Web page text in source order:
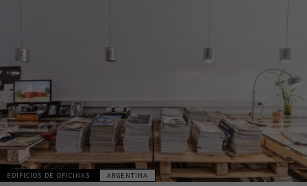
EDIFICIOS DE OFICINAS ARGENTINA